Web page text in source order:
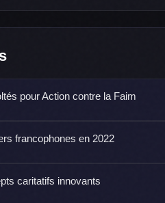
pour Action contre la Faim
francophones en 2022
caritatifs innovants